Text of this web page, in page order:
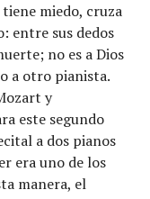
miedo, cruza
entre sus dedos
no es a Dios
a otro pianista.
y
este segundo
a dos pianos
era uno de los
manera, el